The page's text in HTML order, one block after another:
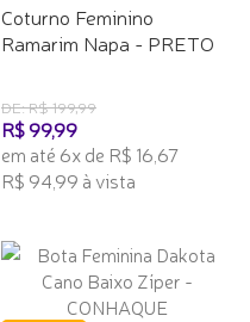
Coturno Feminino
Ramarim Napa - PRETO
DE: R$ 199,99
R$ 99,99
em até 6x de R$ 16,67
R$ 94,99 à vista